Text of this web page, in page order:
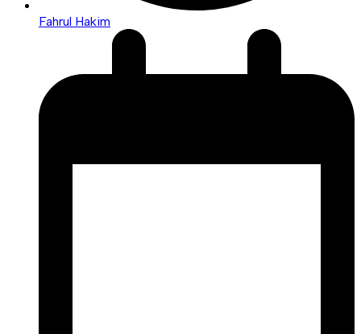
Fahrul Hakim